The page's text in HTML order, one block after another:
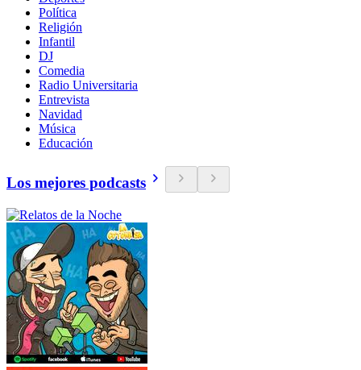
Política
Religión
Infantil
DJ
Comedia
Radio Universitaria
Entrevista
Navidad
Música
Educación
Los mejores podcasts